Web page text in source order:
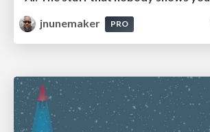
jnunemaker
PRO